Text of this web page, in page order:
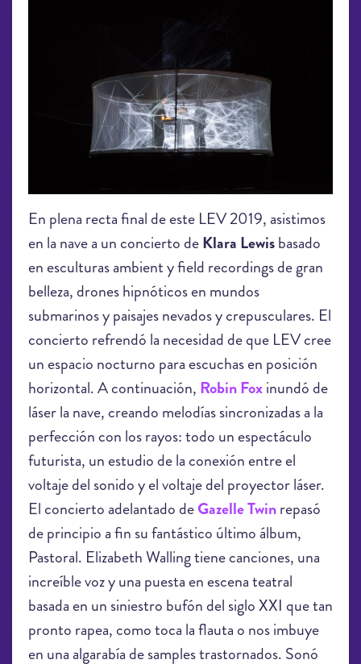
En plena recta final de este LEV 2019, asistimos
en la nave a un concierto deKlara Lewisbasado
en esculturas ambient y field recordings de gran
belleza, drones hipnóticos en mundos
submarinos y paisajes nevados y crepusculares. El
concierto refrendó la necesidad de que LEV cree
un espacio nocturno para escuchas en posición
horizontal. A continuación, Robin Foxinundó de
láser la nave, creando melodías sincronizadas a la
perfección con los rayos: todo un espectáculo
futurista, un estudio de la conexión entre el
voltaje del sonido y el voltaje del proyector láser.
El concierto adelantado deGazelle Twinrepasó
de principio a fin su fantástico último álbum,
Pastoral. Elizabeth Walling tiene canciones, una
increíble voz y una puesta en escena teatral
basada en un siniestro bufón del siglo XXI que tan
pronto rapea, como toca la flauta o nos imbuye
en una algarabía de samples trastornados. Sonó